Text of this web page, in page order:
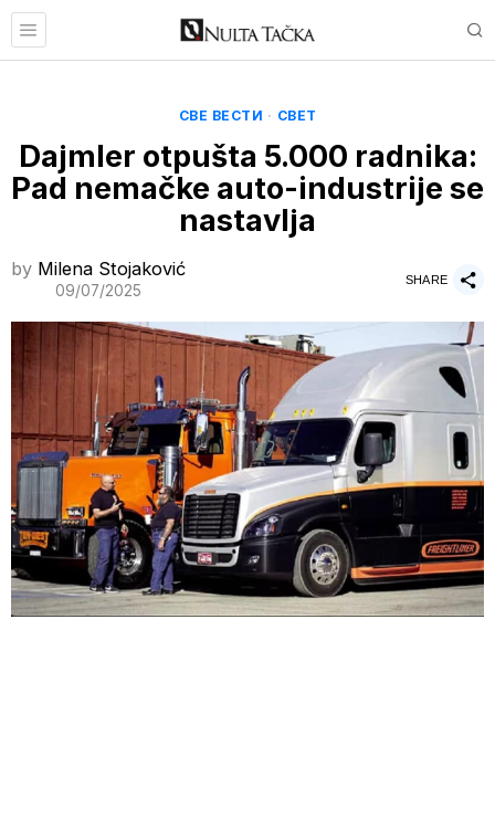
СВЕ ВЕСТИ · СВЕТ
Dajmler otpušta 5.000 radnika:
Pad nemačke auto-industrije se
nastavlja
by Milena Stojaković
09/07/2025
SHARE